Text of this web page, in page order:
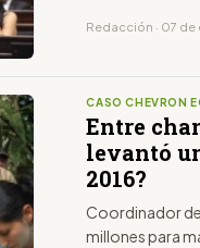
Redacción · 07
CASO CHEVRON
Entre
levantó
2016?
Coordinador de
millones para